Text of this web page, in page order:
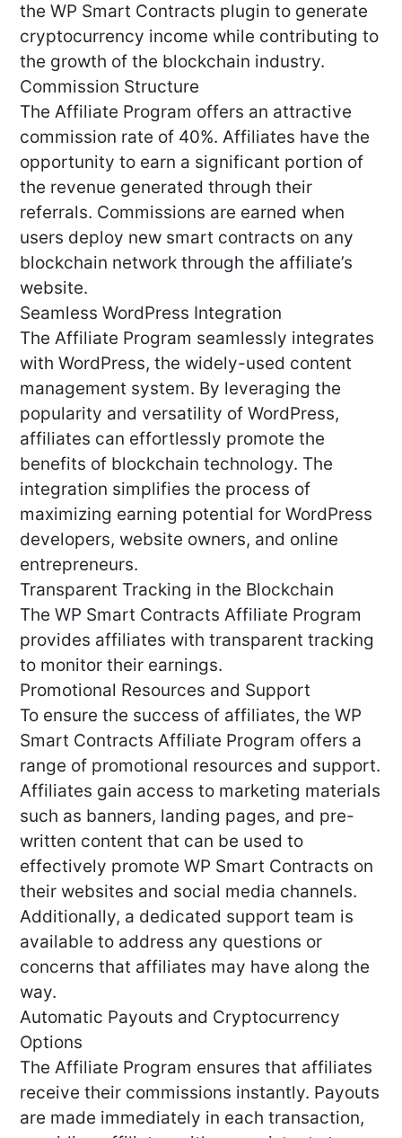
the WP Smart Contracts plugin to generate
cryptocurrency income while contributing to
the growth of the blockchain industry.
Commission Structure
The Affiliate Program offers an attractive
commission rate of 40%. Affiliates have the
opportunity to earn a significant portion of
the revenue generated through their
referrals. Commissions are earned when
users deploy new smart contracts on any
blockchain network through the affiliate’s
website.
Seamless WordPress Integration
The Affiliate Program seamlessly integrates
with WordPress, the widely-used content
management system. By leveraging the
popularity and versatility of WordPress,
affiliates can effortlessly promote the
benefits of blockchain technology. The
integration simplifies the process of
maximizing earning potential for WordPress
developers, website owners, and online
entrepreneurs.
Transparent Tracking in the Blockchain
The WP Smart Contracts Affiliate Program
provides affiliates with transparent tracking
to monitor their earnings.
Promotional Resources and Support
To ensure the success of affiliates, the WP
Smart Contracts Affiliate Program offers a
range of promotional resources and support.
Affiliates gain access to marketing materials
such as banners, landing pages, and pre-
written content that can be used to
effectively promote WP Smart Contracts on
their websites and social media channels.
Additionally, a dedicated support team is
available to address any questions or
concerns that affiliates may have along the
way.
Automatic Payouts and Cryptocurrency
Options
The Affiliate Program ensures that affiliates
receive their commissions instantly. Payouts
are made immediately in each transaction,